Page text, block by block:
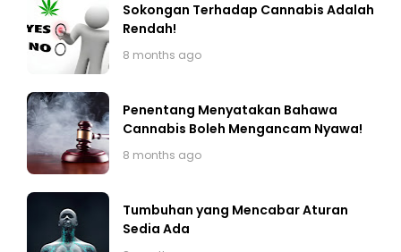
Sokongan Terhadap Cannabis Adalah
Rendah!
8 months ago
Penentang Menyatakan Bahawa
Cannabis Boleh Mengancam Nyawa!
8 months ago
Tumbuhan yang Mencabar Aturan
Sedia Ada